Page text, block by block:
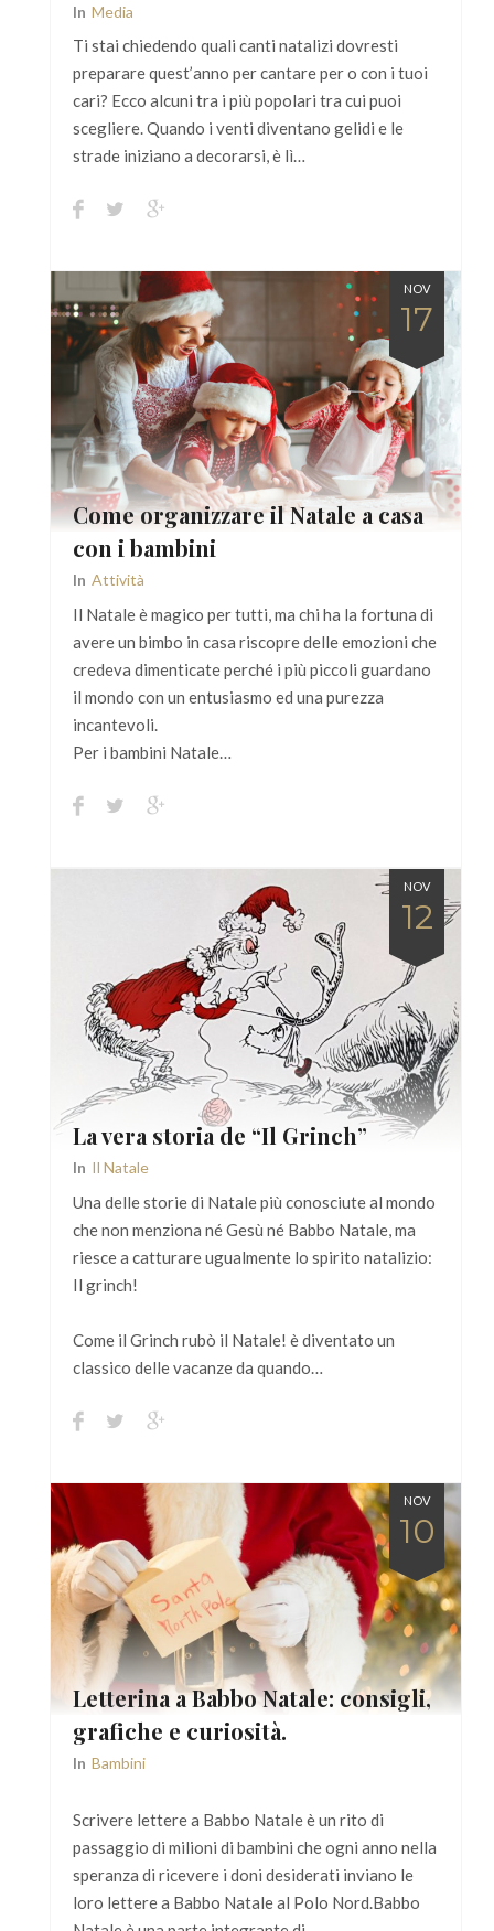
In Media
Ti stai chiedendo quali canti natalizi dovresti
preparare quest’anno per cantare per o con i tuoi
cari? Ecco alcuni tra i più popolari tra cui puoi
scegliere. Quando i venti diventano gelidi e le
strade iniziano a decorarsi, è lì…
NOV
17
Come organizzare il Natale a casa
con i bambini
In Attività
Il Natale è magico per tutti, ma chi ha la fortuna di
avere un bimbo in casa riscopre delle emozioni che
credeva dimenticate perché i più piccoli guardano
il mondo con un entusiasmo ed una purezza
incantevoli.
Per i bambini Natale…
NOV
12
La vera storia de “Il Grinch”
In Il Natale
Una delle storie di Natale più conosciute al mondo
che non menziona né Gesù né Babbo Natale, ma
riesce a catturare ugualmente lo spirito natalizio:
Il grinch!
Come il Grinch rubò il Natale! è diventato un
classico delle vacanze da quando…
NOV
10
Letterina a Babbo Natale: consigli,
grafiche e curiosità.
In Bambini
Scrivere lettere a Babbo Natale è un rito di
passaggio di milioni di bambini che ogni anno nella
speranza di ricevere i doni desiderati inviano le
loro lettere a Babbo Natale al Polo Nord.Babbo